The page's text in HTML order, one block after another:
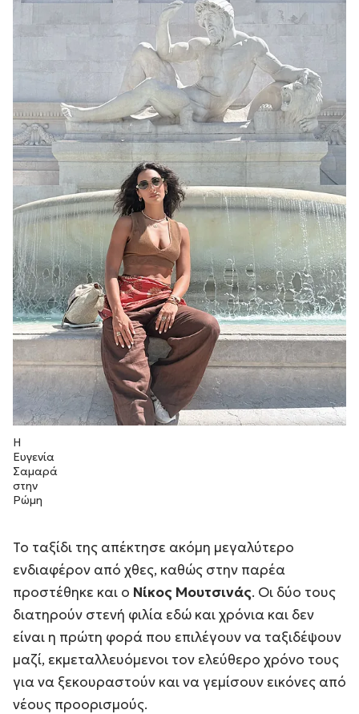
Η
Ευγενία
Σαμαρά
στην
Ρώμη
Το ταξίδι της απέκτησε ακόμη μεγαλύτερο
ενδιαφέρον από χθες, καθώς στην παρέα
προστέθηκε και ο Νίκος Μουτσινάς. Οι δύο τους
διατηρούν στενή φιλία εδώ και χρόνια και δεν
είναι η πρώτη φορά που επιλέγουν να ταξιδέψουν
μαζί, εκμεταλλευόμενοι τον ελεύθερο χρόνο τους
για να ξεκουραστούν και να γεμίσουν εικόνες από
νέους προορισμούς.